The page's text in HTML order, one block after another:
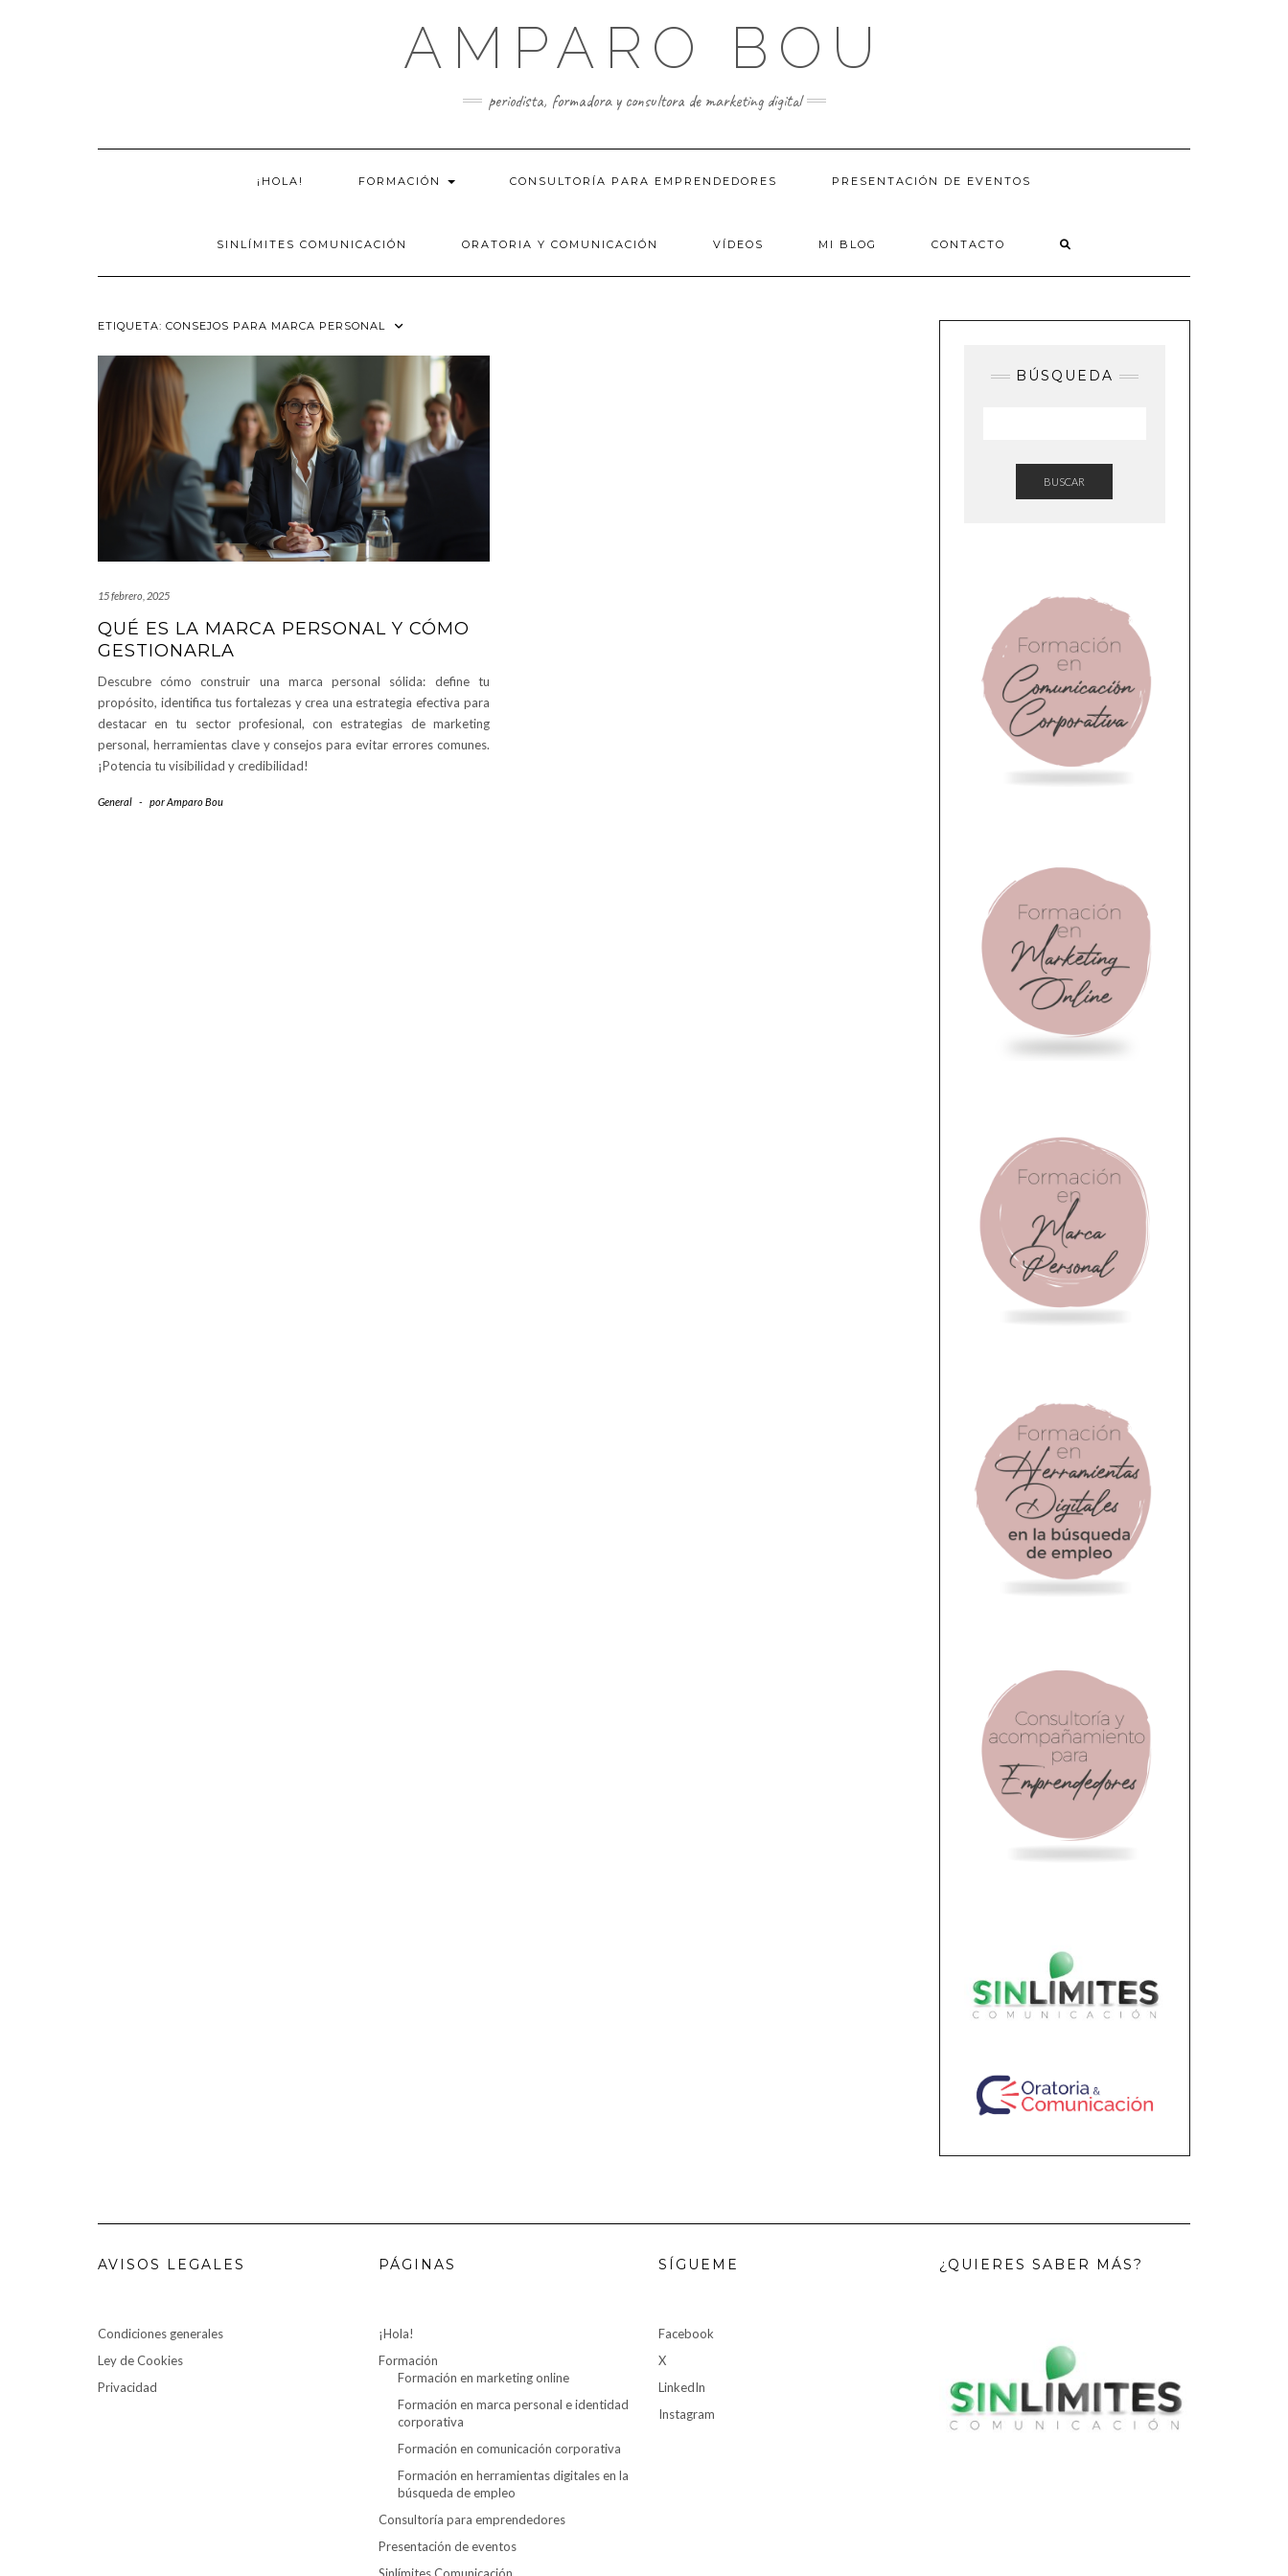
AMPARO BOU
periodista, formadora y consultora de marketing digital
¡HOLA! FORMACIÓN CONSULTORÍA PARA EMPRENDEDORES PRESENTACIÓN DE EVENTOS
SINLÍMITES COMUNICACIÓN ORATORIA Y COMUNICACIÓN VÍDEOS MI BLOG CONTACTO
ETIQUETA: CONSEJOS PARA MARCA PERSONAL
15 febrero, 2025
QUÉ ES LA MARCA PERSONAL Y CÓMO
GESTIONARLA
Descubre cómo construir una marca personal sólida: define tu
propósito, identifica tus fortalezas y crea una estrategia efectiva para
destacar en tu sector profesional, con estrategias de marketing
personal, herramientas clave y consejos para evitar errores comunes.
¡Potencia tu visibilidad y credibilidad!
General - porAmparo Bou
BÚSQUEDA
BUSCAR
AVISOS LEGALES
Condiciones generales
Ley de Cookies
Privacidad
PÁGINAS
¡Hola!
Formación
Formación en marketing online
Formación en marca personal e identidad
corporativa
Formación en comunicación corporativa
Formación en herramientas digitales en la
búsqueda de empleo
Consultoría para emprendedores
Presentación de eventos
SÍGUEME
Facebook
X
LinkedIn
Instagram
¿QUIERES SABER MÁS?